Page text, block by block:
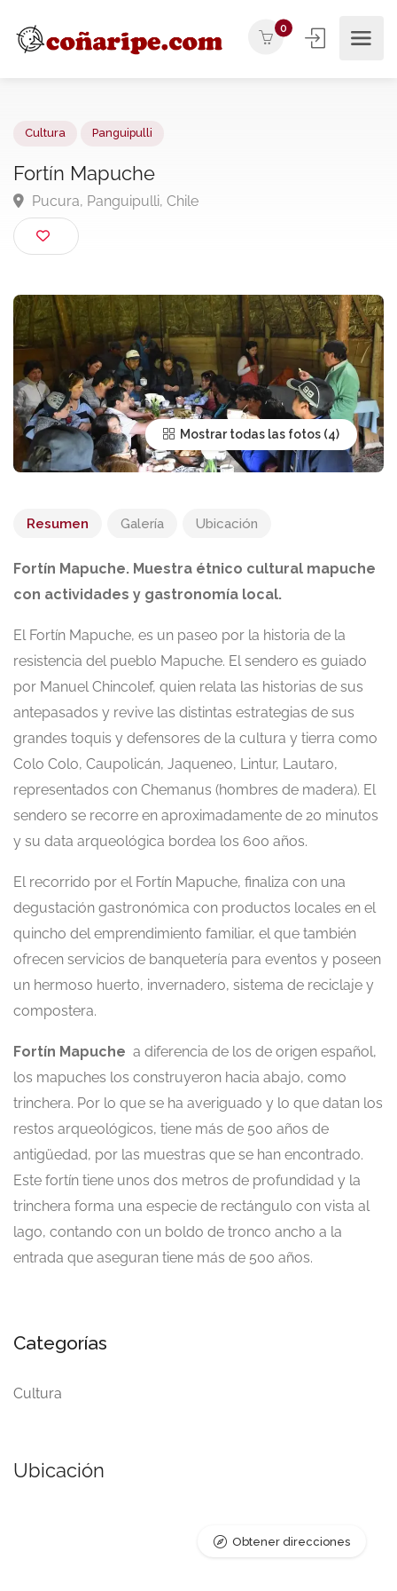
0
Fortín Mapuche
Pucura, Panguipulli, Chile
Mostrar todas las fotos
Resumen Galería Ubicación
Fortín Mapuche. Muestra étnico cultural mapuche
con actividades y gastronomía local.
El Fortín Mapuche, es un paseo por la historia de la
resistencia del pueblo Mapuche. El sendero es guiado
por Manuel Chincolef, quien relata las historias de sus
antepasados y revive las distintas estrategias de sus
grandes toquis y defensores de la cultura y tierra como
Colo Colo, Caupolicán, Jaqueneo, Lintur, Lautaro,
representados con Chemanus (hombres de madera). El
sendero se recorre en aproximadamente de 20 minutos
y su data arqueológica bordea los 600 años.
El recorrido por el Fortín Mapuche, finaliza con una
degustación gastronómica con productos locales en el
quincho del emprendimiento familiar, el que también
ofrecen servicios de banquetería para eventos y poseen
un hermoso huerto, invernadero, sistema de reciclaje y
compostera.
Fortín Mapuche a diferencia de los de origen español,
los mapuches los construyeron hacia abajo, como
trinchera. Por lo que se ha averiguado y lo que datan los
restos arqueológicos, tiene más de 500 años de
antigüedad, por las muestras que se han encontrado.
Este fortín tiene unos dos metros de profundidad y la
trinchera forma una especie de rectángulo con vista al
lago, contando con un boldo de tronco ancho a la
entrada que aseguran tiene más de 500 años.
Categorías
Cultura
Ubicación
Obtener direcciones